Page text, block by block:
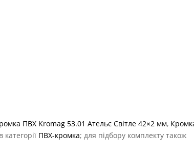
ПВХ Kromag 53.01 Ательє Світле 42×2 мм,
категорії ПВХ-кромка; для підбору комплекту також